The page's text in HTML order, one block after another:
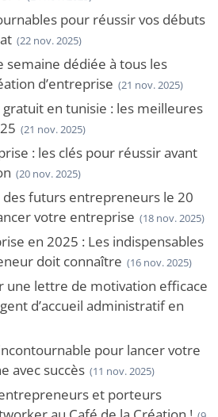
pour réussir vos débuts
(22 nov. 2025)
semaine dédiée à tous les
d’entreprise (21 nov. 2025)
en tunisie : les meilleures
(21 nov. 2025)
: les clés pour réussir avant
(20 nov. 2025)
des futurs entrepreneurs le 20
votre entreprise (18 nov. 2025)
en 2025 : Les indispensables
doit connaître (16 nov. 2025)
une lettre de motivation efficace
d’accueil administratif en
pour lancer votre
avec succès (11 nov. 2025)
et porteurs